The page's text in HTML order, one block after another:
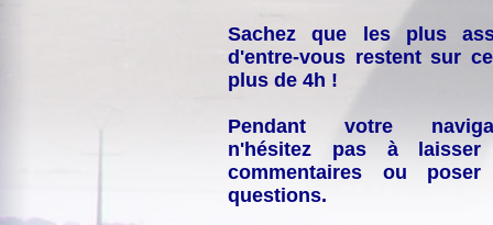
Sachez que les plus
d'entre-vous restent sur
plus de 4h !
Pendant votre
n'hésitez pas à laisser
commentaires ou
questions.